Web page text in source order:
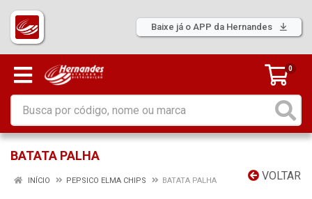
Baixe já o APP da Hernandes
0
BATATA PALHA
VOLTAR
INÍCIO PEPSICO ELMA CHIPS BATATA PALHA